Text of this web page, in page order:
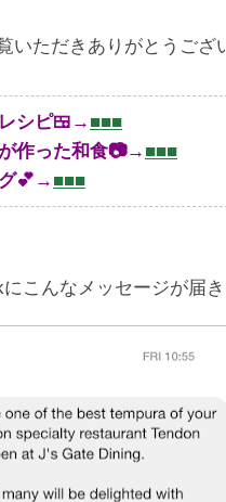
いただきありがとうござ
シピ🍱→ ■■■
作った和食📷→ ■■■
💕→ ■■■
こんなメッセージが届き